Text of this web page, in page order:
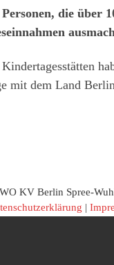
die über
mit dem Land
|